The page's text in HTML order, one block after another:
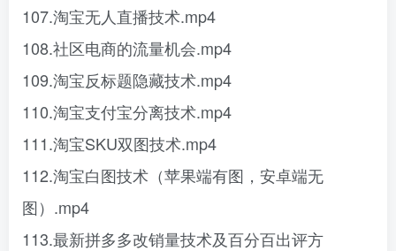
107.淘宝无人直播技术.mp4
108.社区电商的流量机会.mp4
109.淘宝反标题隐藏技术.mp4
110.淘宝支付宝分离技术.mp4
111.淘宝SKU双图技术.mp4
112.淘宝白图技术（苹果端有图，安卓端无
图）.mp4
113.最新拼多多改销量技术及百分百出评方